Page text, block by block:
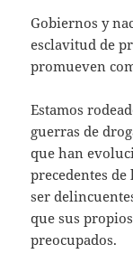
Gobiernos y
esclavitud de
promueven
Estamos
guerras de
que han
precedentes de
ser
que sus
preocupados.